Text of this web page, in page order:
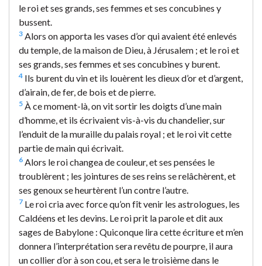
le roi et ses grands, ses femmes et ses concubines y
bussent.
3 Alors on apporta les vases d’or qui avaient été enlevés
du temple, de la maison de Dieu, à Jérusalem ; et le roi et
ses grands, ses femmes et ses concubines y burent.
4 Ils burent du vin et ils louèrent les dieux d’or et d’argent,
d’airain, de fer, de bois et de pierre.
5 À ce moment-là, on vit sortir les doigts d’une main
d’homme, et ils écrivaient vis-à-vis du chandelier, sur
l’enduit de la muraille du palais royal ; et le roi vit cette
partie de main qui écrivait.
6 Alors le roi changea de couleur, et ses pensées le
troublèrent ; les jointures de ses reins se relâchèrent, et
ses genoux se heurtèrent l’un contre l’autre.
7 Le roi cria avec force qu’on fît venir les astrologues, les
Caldéens et les devins. Le roi prit la parole et dit aux
sages de Babylone : Quiconque lira cette écriture et m’en
donnera l’interprétation sera revêtu de pourpre, il aura
un collier d’or à son cou, et sera le troisième dans le